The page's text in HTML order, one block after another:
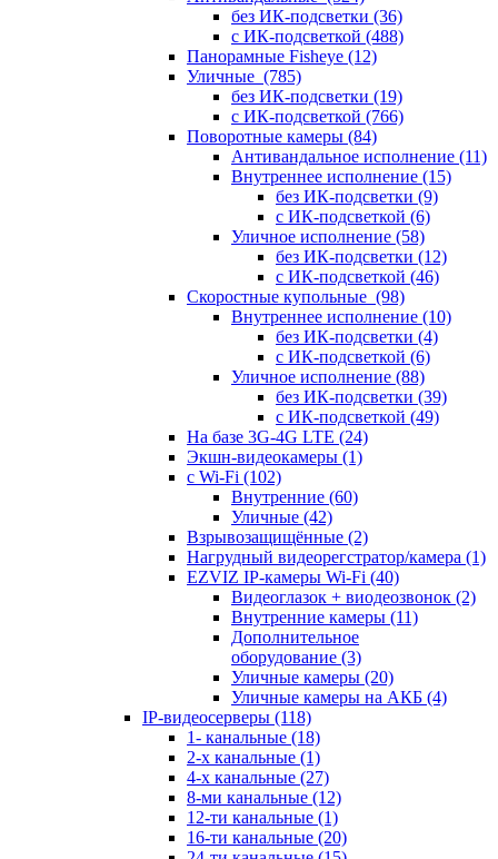
без ИК-подсветки (36)
с ИК-подсветкой (488)
Панорамные Fisheye (12)
Уличные (785)
без ИК-подсветки (19)
с ИК-подсветкой (766)
Поворотные камеры (84)
Антивандальное исполнение (11)
Внутреннее исполнение (15)
без ИК-подсветки (9)
с ИК-подсветкой (6)
Уличное исполнение (58)
без ИК-подсветки (12)
с ИК-подсветкой (46)
Скоростные купольные (98)
Внутреннее исполнение (10)
без ИК-подсветки (4)
с ИК-подсветкой (6)
Уличное исполнение (88)
без ИК-подсветки (39)
с ИК-подсветкой (49)
На базе 3G-4G LTE (24)
Экшн-видеокамеры (1)
с Wi-Fi (102)
Внутренние (60)
Уличные (42)
Взрывозащищённые (2)
Нагрудный видеорегстратор/камера (1)
EZVIZ IP-камеры Wi-Fi (40)
Видеоглазок + виодеозвонок (2)
Внутренние камеры (11)
Дополнительное
оборудование (3)
Уличные камеры (20)
Уличные камеры на АКБ (4)
IP-видеосерверы (118)
1- канальные (18)
2-х канальные (1)
4-х канальные (27)
8-ми канальные (12)
12-ти канальные (1)
16-ти канальные (20)